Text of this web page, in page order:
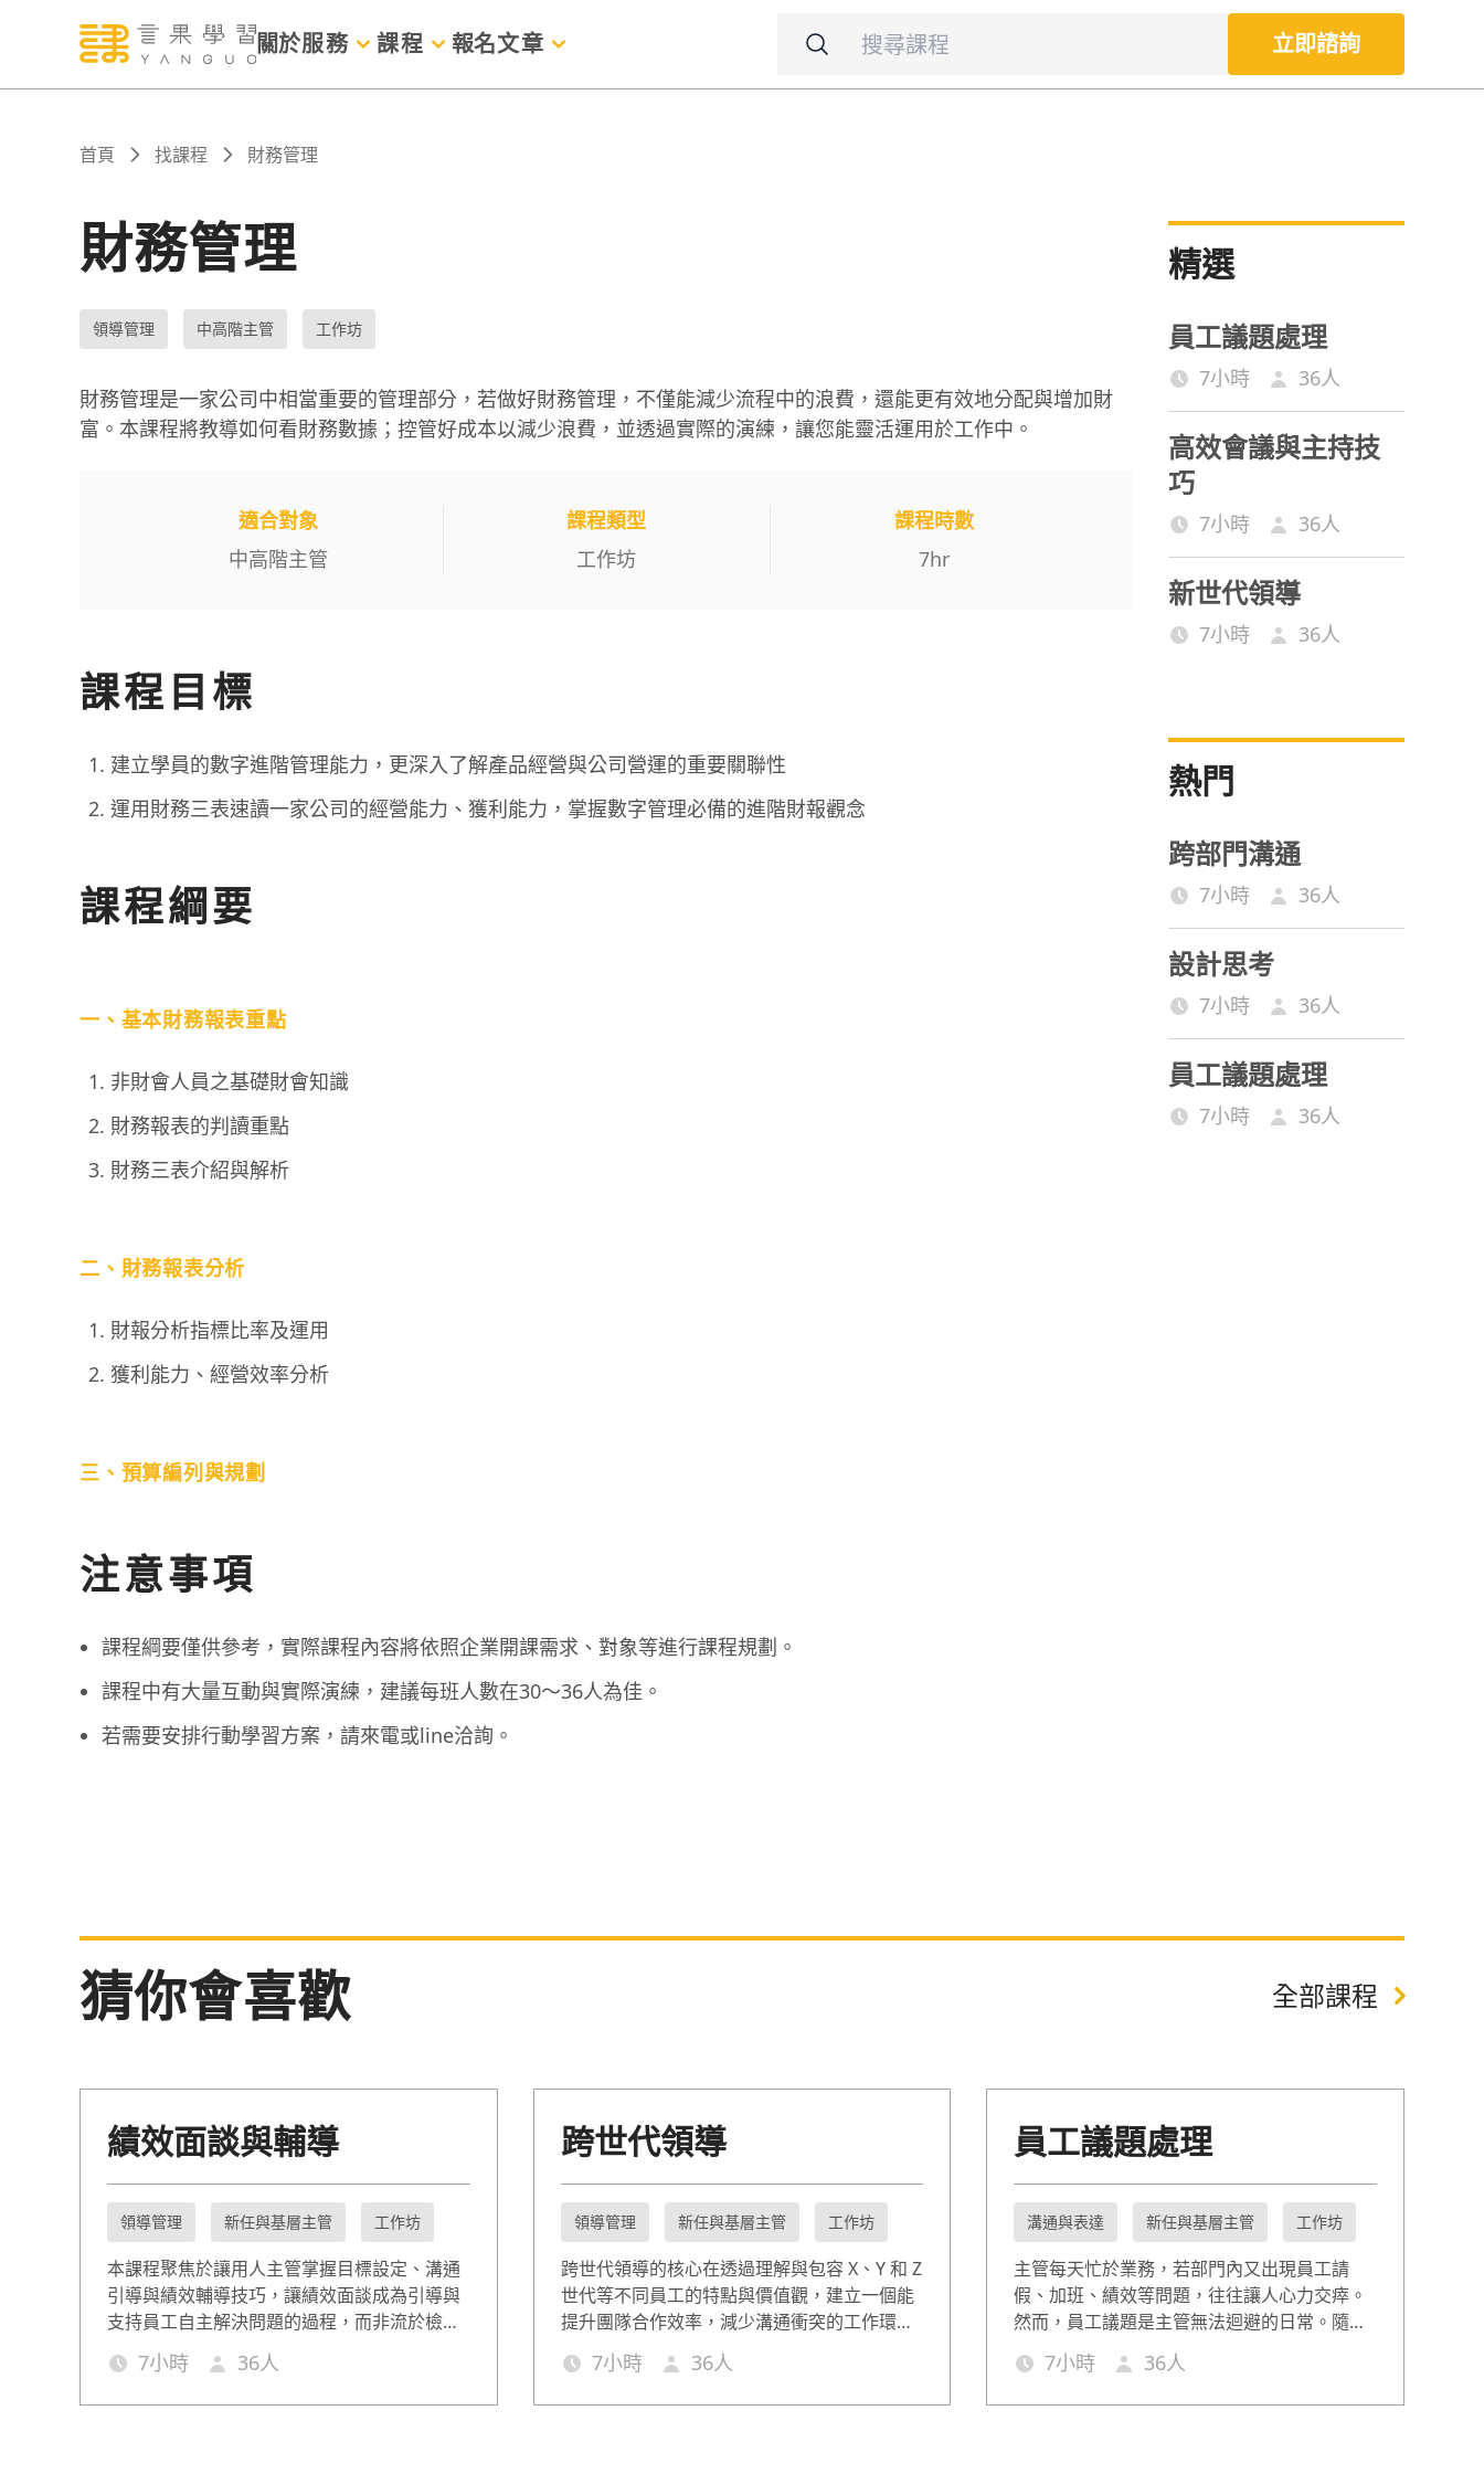
關於服務 課程 報名文章 立即諮詢
首頁 找課程 財務管理
財務管理
領導管理 中高階主管 工作坊
財務管理是一家公司中相當重要的管理部分，若做好財務管理，不僅能減少流程中的浪費，還能更有效地分配與增加財
富。本課程將教導如何看財務數據；控管好成本以減少浪費，並透過實際的演練，讓您能靈活運用於工作中。
適合對象
中高階主管
課程類型
工作坊
課程時數
7hr
課程目標
建立學員的數字進階管理能力，更深入了解產品經營與公司營運的重要關聯性
運用財務三表速讀一家公司的經營能力、獲利能力，掌握數字管理必備的進階財報觀念
課程綱要
一、基本財務報表重點
非財會人員之基礎財會知識
財務報表的判讀重點
財務三表介紹與解析
二、財務報表分析
財報分析指標比率及運用
獲利能力、經營效率分析
三、預算編列與規劃
注意事項
課程綱要僅供參考，實際課程內容將依照企業開課需求、對象等進行課程規劃。
課程中有大量互動與實際演練，建議每班人數在30～36人為佳。
若需要安排行動學習方案，請來電或line洽詢。
精選
員工議題處理
7小時 36人
高效會議與主持技
巧
7小時 36人
新世代領導
7小時 36人
熱門
跨部門溝通
7小時 36人
設計思考
7小時 36人
員工議題處理
7小時 36人
猜你會喜歡 全部課程
績效面談與輔導
領導管理 新任與基層主管 工作坊
本課程聚焦於讓用人主管掌握目標設定、溝通
引導與績效輔導技巧，讓績效面談成為引導與
支持員工自主解決問題的過程，而非流於檢討
大會。
7小時 36人
跨世代領導
領導管理 新任與基層主管 工作坊
跨世代領導的核心在透過理解與包容 X、Y 和 Z
世代等不同員工的特點與價值觀，建立一個能
提升團隊合作效率，減少溝通衝突的工作環
境。本堂跨世代領導課程聚焦在「理解與尊
重」、「溝通與合作」及「激勵與管理」。讓
管理者運用教練式領導，引領 Z 世代與資深員
7小時 36人
員工議題處理
溝通與表達 新任與基層主管 工作坊
主管每天忙於業務，若部門內又出現員工請
假、加班、績效等問題，往往讓人心力交瘁。
然而，員工議題是主管無法迴避的日常。隨著
法令規範與員工權益意識提升，世代對工作的
態度與期待也大不相同。面對這些人事挑戰，
主管需要的不只是經驗，更是能即時應對的管
7小時 36人